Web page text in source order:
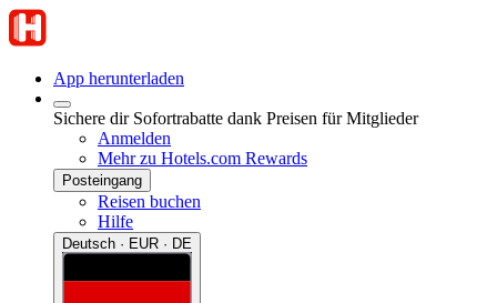
App herunterladen
Sichere dir Sofortrabatte dank Preisen für Mitglieder
Anmelden
Mehr zu Hotels.com Rewards
Posteingang
Reisen buchen
Hilfe
Deutsch · EUR · DE